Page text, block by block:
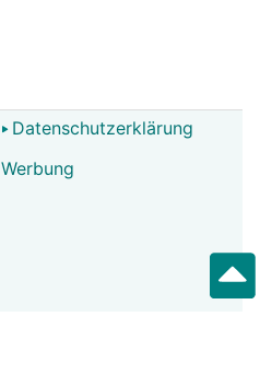
Datenschutzerklärung
Werbung